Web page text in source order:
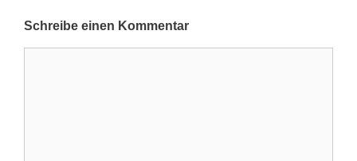
Schreibe einen Kommentar